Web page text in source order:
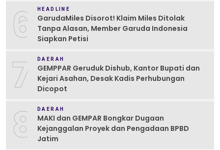
6 HEADLINE
GarudaMiles Disorot! Klaim Miles Ditolak
Tanpa Alasan, Member Garuda Indonesia
Siapkan Petisi
7 DAERAH
GEMPPAR Geruduk Dishub, Kantor Bupati dan
Kejari Asahan, Desak Kadis Perhubungan
Dicopot
8 DAERAH
MAKI dan GEMPAR Bongkar Dugaan
Kejanggalan Proyek dan Pengadaan BPBD
Jatim